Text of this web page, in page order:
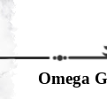
Omega